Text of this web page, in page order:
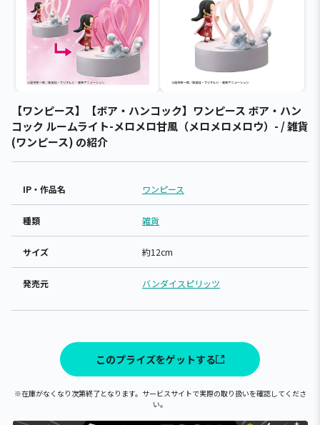
【ワンピース】【ボア・ハンコック】ワンピース ボア・ハン
コック ルームライト-メロメロ甘風（メロメロメロウ）- / 雑貨
(ワンピース) の紹介
IP・作品名 ワンピース
種類 雑貨
サイズ 約12cm
発売元 バンダイスピリッツ
このプライズをゲットする
※在庫がなくなり次第終了となります。サービスサイトで実際の取り扱いを確認してくださ
い。